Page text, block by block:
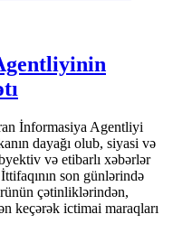
İnformasiya Agentliyi
dayağı olub, siyasi və
və etibarlı xəbərlər
son günlərində
çətinliklərindən,
keçərək ictimai maraqları